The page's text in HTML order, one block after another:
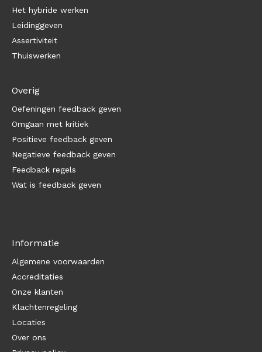
Het hybride werken
Leidinggeven
Assertiviteit
Thuiswerken
Overig
Oefeningen feedback geven
Omgaan met kritiek
Positieve feedback geven
Negatieve feedback geven
Feedback regels
Wat is feedback geven
Informatie
Algemene voorwaarden
Accreditaties
Onze klanten
Klachtenregeling
Locaties
Over ons